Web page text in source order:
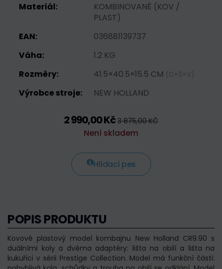
Materiál:
KOMBINOVANĚ (KOV /
PLAST)
EAN:
036881139737
Váha:
1.2 KG
Rozměry:
41.5×40.5×15.5 CM (D×Š×V)
Výrobce stroje: NEW HOLLAND
2 990,00 Kč 3 875,00 KČ
Není skladem
Hlídací pes
POPIS PRODUKTU
Kovově plastový model kombajnu New Holland CR9.90 s
duálními koly a dvěma adaptéry: lišta na obilí a lišta na
kukuřici v sérii Prestige Collection. Model má funkční části: